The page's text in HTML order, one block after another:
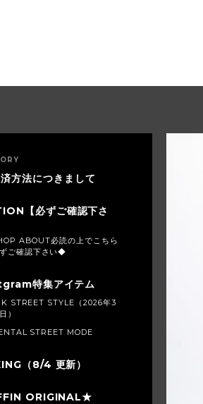
方法につきまして
【必ずご確認下さ
ABOUT必読の上でこちら
ご確認下さい◆
特集アイテム
STREET STYLE（2026年3
）
STREET MODE
（8/4 更新）
ORIGINAL★